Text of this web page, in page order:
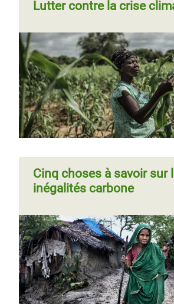
Lutter contre la crise
Cinq choses à savoir sur
inégalités carbone